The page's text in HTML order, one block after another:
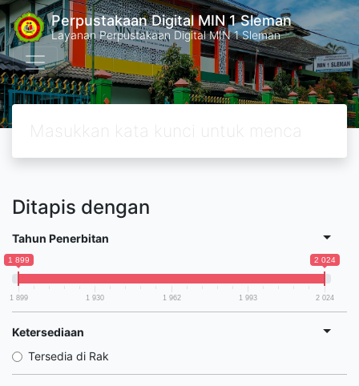
Perpustakaan Digital MIN 1 Sleman
Layanan Perpustakaan Digital MIN 1 Sleman
Ditapis dengan
Tahun Penerbitan
1 899 2 024
1 899 1 930 1 962 1 993 2 024
Ketersediaan
Tersedia di Rak